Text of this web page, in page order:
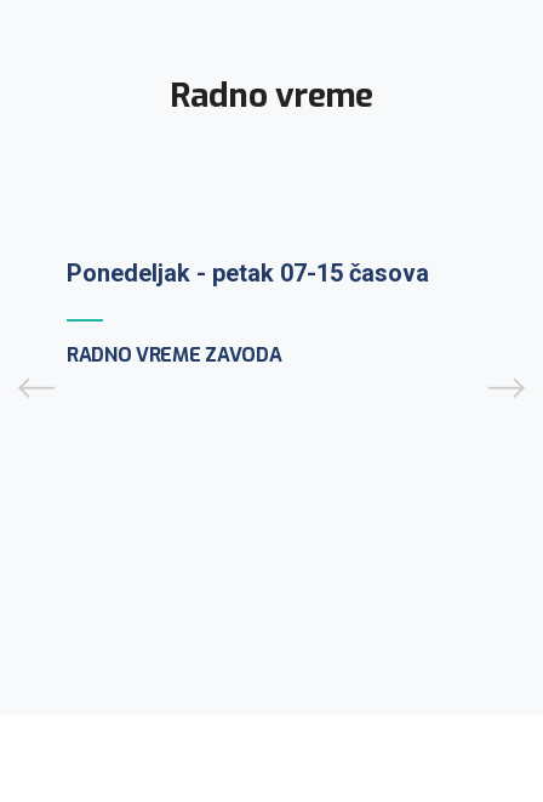
Radno vreme
Ponedeljak - petak 07-15 časova
RADNO VREME ZAVODA
Prijem uzoraka: ponedeljak-petak 7-